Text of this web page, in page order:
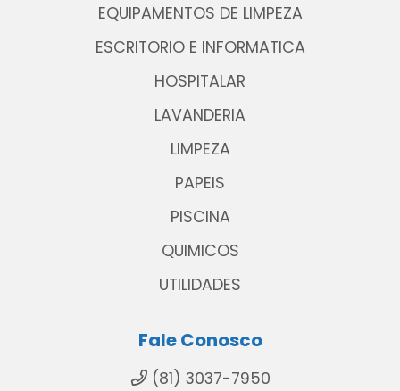
EQUIPAMENTOS DE LIMPEZA
ESCRITORIO E INFORMATICA
HOSPITALAR
LAVANDERIA
LIMPEZA
PAPEIS
PISCINA
QUIMICOS
UTILIDADES
Fale Conosco
(81) 3037-7950